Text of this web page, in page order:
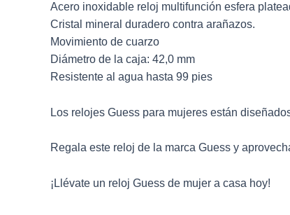
Acero inoxidable reloj multifunción esfera
Cristal mineral duradero contra arañazos.
Movimiento de cuarzo
Diámetro de la caja: 42,0 mm
Resistente al agua hasta 99 pies
Los relojes Guess para mujeres están
Regala este reloj de la marca Guess y
¡Llévate un reloj Guess de mujer a casa hoy!